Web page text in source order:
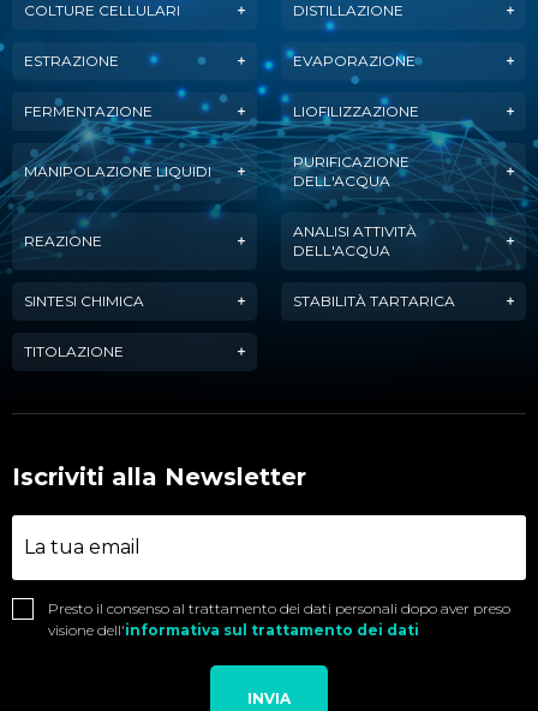
COLTURE CELLULARI DISTILLAZIONE
ESTRAZIONE EVAPORAZIONE
FERMENTAZIONE LIOFILIZZAZIONE
MANIPOLAZIONE LIQUIDI
PURIFICAZIONE
DELL'ACQUA
REAZIONE
ANALISI ATTIVITÀ
DELL'ACQUA
SINTESI CHIMICA STABILITÀ TARTARICA
TITOLAZIONE
Iscriviti alla Newsletter
Presto il consenso al trattamento dei dati personali dopo aver preso
visione dell'informativa sul trattamento dei dati
INVIA